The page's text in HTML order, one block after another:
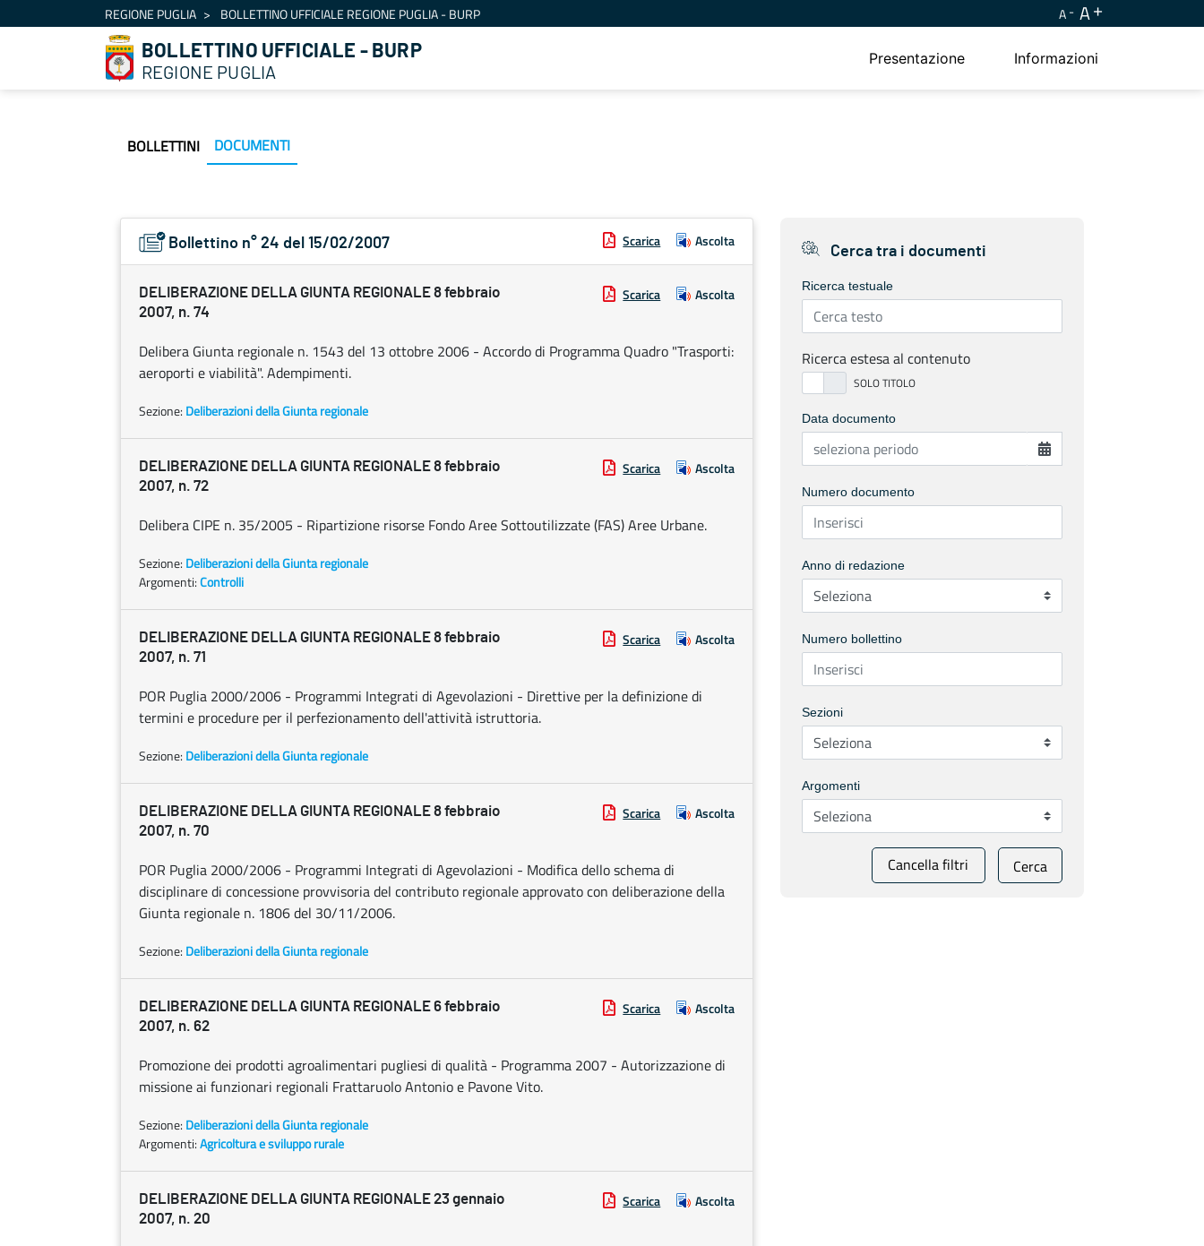
Skip to ContentREGIONE PUGLIA BOLLETTINO UFFICIALE REGIONE PUGLIA - BURP A A
BOLLETTINO UFFICIALE - BURP
REGIONE PUGLIA
Presentazione Informazioni
BOLLETTINI DOCUMENTI
Bollettino n° 24 del 15/02/2007 Scarica Ascolta
DELIBERAZIONE DELLA GIUNTA REGIONALE 8 febbraio
2007, n. 74
Scarica Ascolta
Delibera Giunta regionale n. 1543 del 13 ottobre 2006 - Accordo di Programma Quadro "Trasporti:
aeroporti e viabilità". Adempimenti.
Sezione: Deliberazioni della Giunta regionale
DELIBERAZIONE DELLA GIUNTA REGIONALE 8 febbraio
2007, n. 72
Scarica Ascolta
Delibera CIPE n. 35/2005 - Ripartizione risorse Fondo Aree Sottoutilizzate (FAS) Aree Urbane.
Sezione: Deliberazioni della Giunta regionale
Argomenti:Controlli
DELIBERAZIONE DELLA GIUNTA REGIONALE 8 febbraio
2007, n. 71
Scarica Ascolta
POR Puglia 2000/2006 - Programmi Integrati di Agevolazioni - Direttive per la definizione di
termini e procedure per il perfezionamento dell'attività istruttoria.
Sezione: Deliberazioni della Giunta regionale
DELIBERAZIONE DELLA GIUNTA REGIONALE 8 febbraio
2007, n. 70
Scarica Ascolta
POR Puglia 2000/2006 - Programmi Integrati di Agevolazioni - Modifica dello schema di
disciplinare di concessione provvisoria del contributo regionale approvato con deliberazione della
Giunta regionale n. 1806 del 30/11/2006.
Sezione: Deliberazioni della Giunta regionale
DELIBERAZIONE DELLA GIUNTA REGIONALE 6 febbraio
2007, n. 62
Scarica Ascolta
Promozione dei prodotti agroalimentari pugliesi di qualità - Programma 2007 - Autorizzazione di
missione ai funzionari regionali Frattaruolo Antonio e Pavone Vito.
Sezione: Deliberazioni della Giunta regionale
Argomenti:Agricoltura e sviluppo rurale
DELIBERAZIONE DELLA GIUNTA REGIONALE 23 gennaio
2007, n. 20
Scarica Ascolta
Cerca tra i documenti
Ricerca testuale
Ricerca estesa al contenuto
Data documento
Numero documento
Anno di redazione
Numero bollettino
Sezioni
Argomenti
Cancella filtri Cerca